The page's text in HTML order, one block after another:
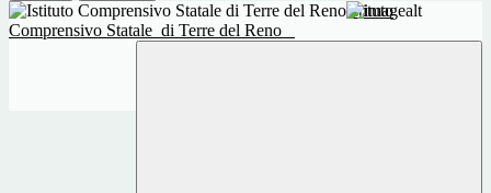
Istituto
Comprensivo Statale di Terre del Reno